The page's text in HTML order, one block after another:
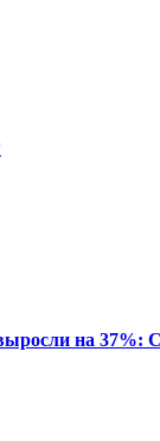
на 37%: